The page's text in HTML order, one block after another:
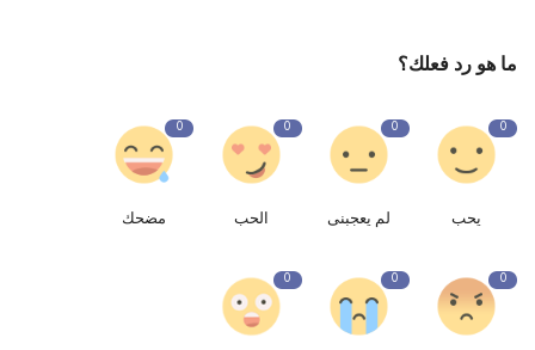
ما هو رد فعلك؟
0
يحب
0
لم يعجبنى
0
الحب
0
مضحك
0
0
0